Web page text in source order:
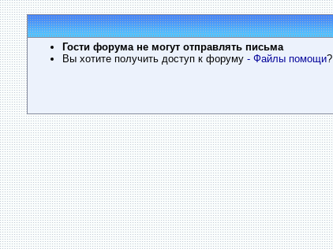
Гости форума не могут отправлять письма
Вы хотите получить доступ к форуму - Файлы помощи?